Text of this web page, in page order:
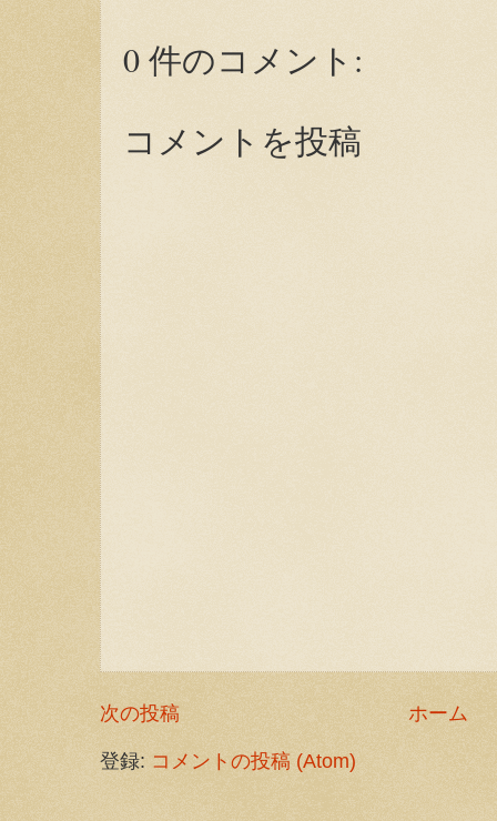
0 件のコメント:
コメントを投稿
次の投稿 ホーム
登録: コメントの投稿 (Atom)